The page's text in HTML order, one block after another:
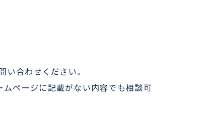
い合わせください。
ページに記載がない内容でも相談可